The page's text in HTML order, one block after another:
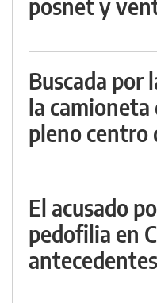
posnet y
Buscada por
la camioneta
pleno centro
El acusado
pedofilia en